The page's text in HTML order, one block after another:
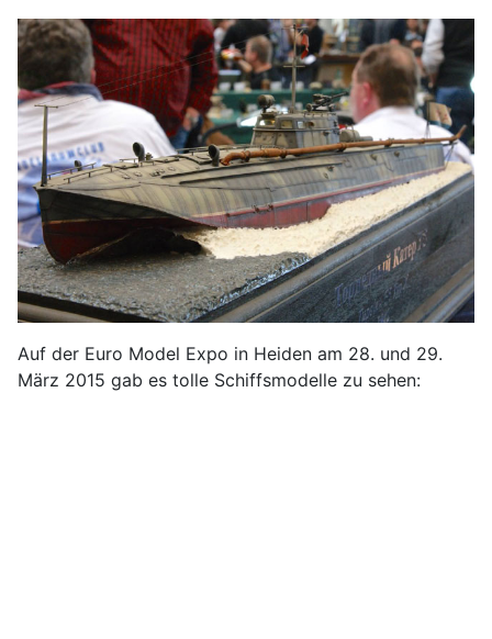
Auf der Euro Model Expo in Heiden am 28. und 29.
März 2015 gab es tolle Schiffsmodelle zu sehen: